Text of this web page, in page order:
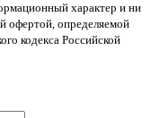
характер и ни
офертой, определяемой
кодекса Российской